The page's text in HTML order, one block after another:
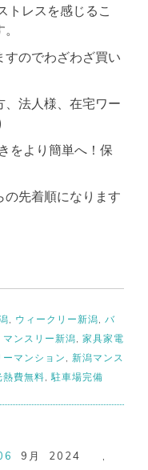
トレスを感じるこ
のでわざわざ買い
法人様、在宅ワー
をより簡単へ！保
先着順になります
ウィークリー新潟 バ
マンスリー新潟 家具家電
マンション
新潟マンス
熱費無料
駐車場完備
9月 2024